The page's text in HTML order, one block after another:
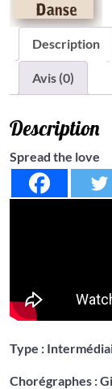
Description
Avis (0)
Description
Spread the love
Type :
Chorégraphes :